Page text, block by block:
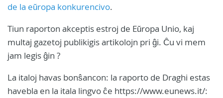
de la eŭropa konkurencivo.
Tiun raporton akceptis estroj de Eŭropa Unio, kaj
multaj gazetoj publikigis artikolojn pri ĝi. Ĉu vi mem
jam legis ĝin ?
La italoj havas bonŝancon: la raporto de Draghi estas
havebla en la itala lingvo ĉe https://www.eunews.it/: